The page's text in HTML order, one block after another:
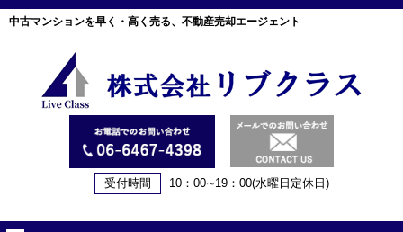
中古マンションを早く・高く売る、不動産売却エージェント
受付時間 10：00∼19：00(水曜日定休日)